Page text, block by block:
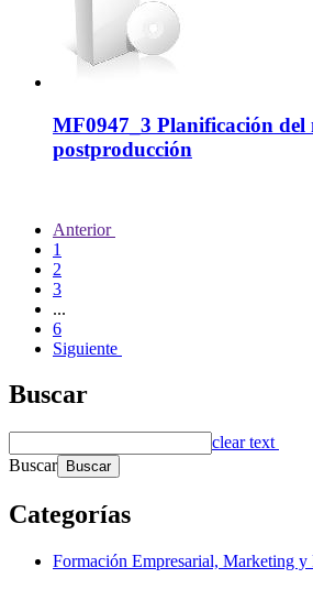
MF0947_3 Planificación del
postproducción
Anterior
1
2
3
...
6
Siguiente
Buscar
clear text
Buscar
Categorías
Formación Empresarial, Marketing y